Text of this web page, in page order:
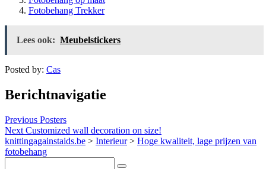
Fotobehang Trekker
Lees ook: Meubelstickers
Posted by: Cas
Berichtnavigatie
Previous Posters
Next Customized wall decoration on size!
knittingagainstaids.be > Interieur> Hoge kwaliteit, lage prijzen van
fotobehang